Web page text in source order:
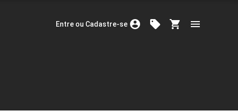
Entre ou Cadastre-se account_circle sell shopping_cart menu